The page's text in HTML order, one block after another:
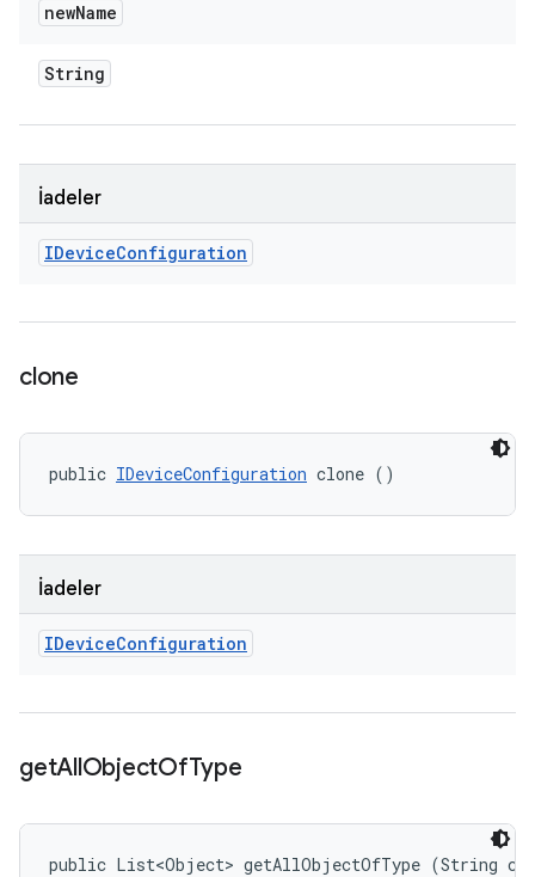
newName
String
İadeler
IDeviceConfiguration
clone
public IDeviceConfiguration clone ()
İadeler
IDeviceConfiguration
getAllObjectOfType
public List<Object> getAllObjectOfType (String